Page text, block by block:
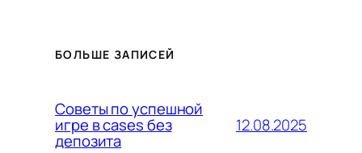
БОЛЬШЕ ЗАПИСЕЙ
Советы по успешной
игре в cases без
депозита
12.08.2025